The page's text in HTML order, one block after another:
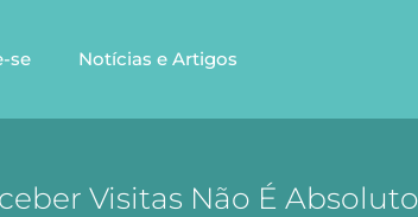
se Notícias e Artigos
Visitas Não É Absoluto